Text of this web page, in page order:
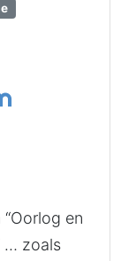
en
… zoals